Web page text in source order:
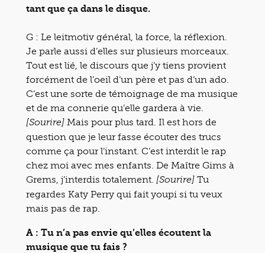
tant que ça dans le disque.
G : Le leitmotiv général, la force, la réflexion.
Je parle aussi d’elles sur plusieurs morceaux.
Tout est lié, le discours que j’y tiens provient
forcément de l’oeil d’un père et pas d’un ado.
C’est une sorte de témoignage de ma musique
et de ma connerie qu’elle gardera à vie.
[Sourire] Mais pour plus tard. Il est hors de
question que je leur fasse écouter des trucs
comme ça pour l’instant. C’est interdit le rap
chez moi avec mes enfants. De Maître Gims à
Grems, j’interdis totalement. [Sourire] Tu
regardes Katy Perry qui fait youpi si tu veux
mais pas de rap.
A : Tu n’a pas envie qu’elles écoutent la
musique que tu fais ?